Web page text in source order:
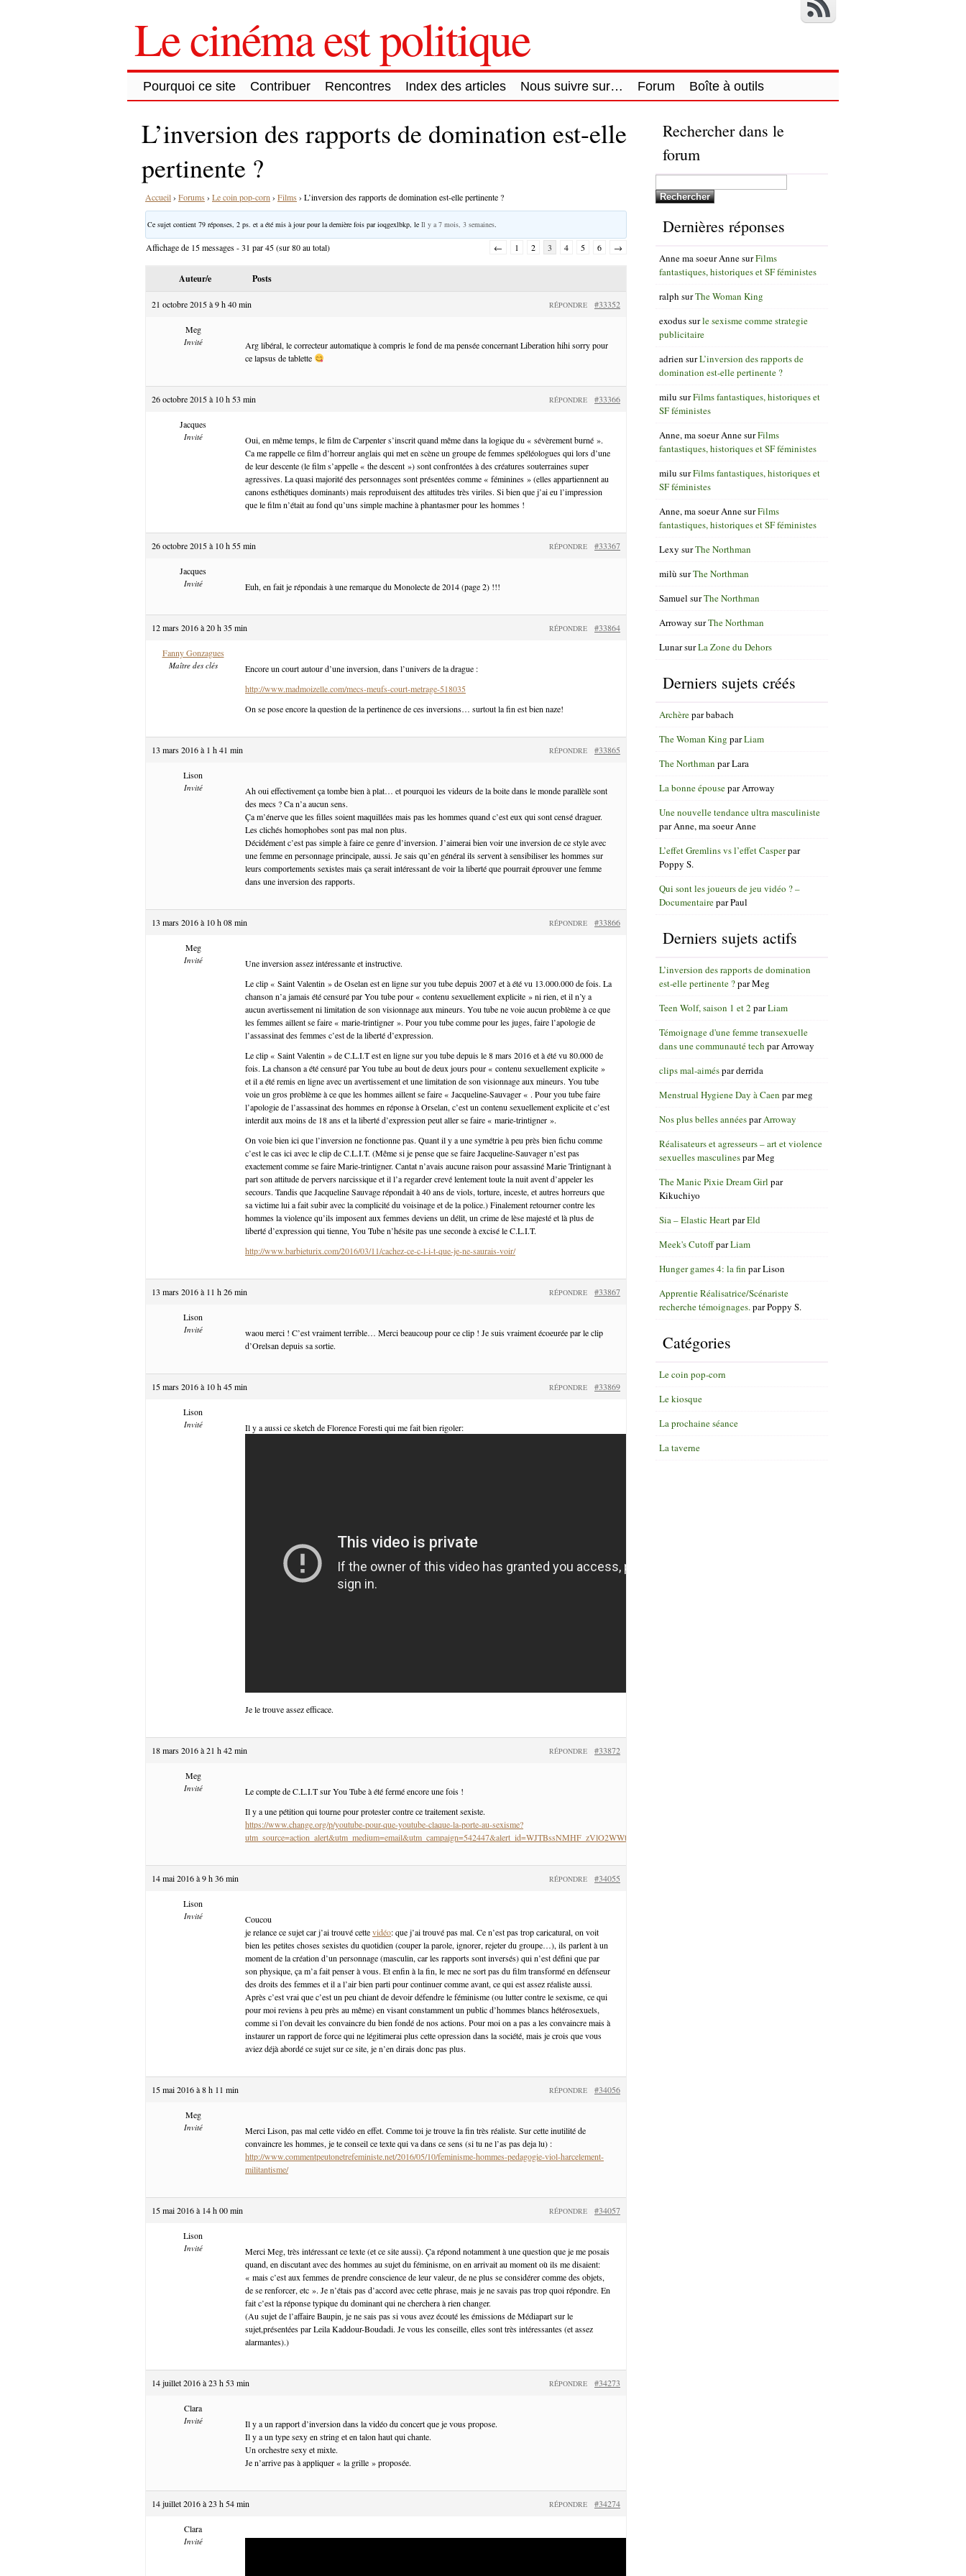
Le cinéma est politique
Pourquoi ce site Contribuer Rencontres Index des articles Nous suivre sur… Forum Boîte à outils
L’inversion des rapports de domination est-elle
pertinente ?
Accueil› Forums › Le coin pop-corn › Films › L’inversion des rapports de domination est-elle pertinente ?
Ce sujet contient 79 réponses, 2 ps. et a été mis à jour pour la dernière fois parioqgexlbkp , le Il y a 7 mois, 3 semaines
Affichage de 15 messages - 31 par 45 (sur 80 au total) ← 1 2 3 4 5 6 →
Auteur/e Posts
21 octobre 2015 à 9 h 40 min #33352
RÉPONDRE
Meg
Invité
Arg libéral, le correcteur automatique à compris le fond de ma pensée concernant Liberation hihi sorry pour
ce lapsus de tablette
26 octobre 2015 à 10 h 53 min #33366
RÉPONDRE
Jacques
Invité
Oui, en même temps, le film de Carpenter s’inscrit quand même dans la logique du « sévèrement burné ».
Ca me rappelle ce film d’horreur anglais qui met en scène un groupe de femmes spéléologues qui lors d’une
de leur descente (le film s’appelle « the descent ») sont confrontées à des créatures souterraines super
agressives. La quasi majorité des personnages sont présentées comme « féminines » (elles appartiennent au
canons esthétiques dominants) mais reproduisent des attitudes très viriles. Si bien que j’ai eu l’impression
que le film n’était au fond qu’uns simple machine à phantasmer pour les hommes !
26 octobre 2015 à 10 h 55 min #33367
RÉPONDRE
Jacques
Invité Euh, en fait je répondais à une remarque du Monolecte de 2014 (page 2) !!!
12 mars 2016 à 20 h 35 min #33864
RÉPONDRE
Fanny Gonzagues
Maître des clés
Encore un court autour d’une inversion, dans l’univers de la drague :
http://www.madmoizelle.com/mecs-meufs-court-metrage-518035
On se pose encore la question de la pertinence de ces inversions… surtout la fin est bien naze!
13 mars 2016 à 1 h 41 min #33865
RÉPONDRE
Lison
Invité
Ah oui effectivement ça tombe bien à plat… et pourquoi les videurs de la boite dans le monde parallèle sont
des mecs ? Ca n’a aucun sens.
Ça m’énerve que les filles soient maquillées mais pas les hommes quand c’est eux qui sont censé draguer.
Les clichés homophobes sont pas mal non plus.
Décidément c’est pas simple à faire ce genre d’inversion. J’aimerai bien voir une inversion de ce style avec
une femme en personnage principale, aussi. Je sais qu’en général ils servent à sensibiliser les hommes sur
leurs comportements sexistes mais ça serait intéressant de voir la liberté que pourrait éprouver une femme
dans une inversion des rapports.
13 mars 2016 à 10 h 08 min #33866
RÉPONDRE
Meg
Invité
Une inversion assez intéressante et instructive.
Le clip « Saint Valentin » de Oselan est en ligne sur you tube depuis 2007 et à été vu 13.000.000 de fois. La
chanson n’a jamais été censuré par You tube pour « contenu sexuellement explicite » ni rien, et il n’y a
aucun avertissement ni limitation de son visionnage aux mineurs. You tube ne voie aucun problème à ce que
les femmes aillent se faire « marie-trintigner ». Pour you tube comme pour les juges, faire l’apologie de
l’assassinat des femmes c’est de la liberté d’expression.
Le clip « Saint Valentin » de C.L.I.T est en ligne sur you tube depuis le 8 mars 2016 et à été vu 80.000 de
fois. La chanson a été censuré par You tube au bout de deux jours pour « contenu sexuellement explicite »
et il a été remis en ligne avec un avertissement et une limitation de son visionnage aux mineurs. You tube
voie un gros problème à ce que les hommes aillent se faire « Jacqueline-Sauvager « . Pour you tube faire
l’apologie de l’assassinat des hommes en réponse à Orselan, c’est un contenu sexuellement explicite et c’est
interdit aux moins de 18 ans et la liberté d’expression peut aller se faire « marie-trintigner ».
On voie bien ici que l’inversion ne fonctionne pas. Quant il y a une symétrie à peu près bien fichu comme
c’est le cas ici avec le clip de C.L.I.T. (Même si je pense que se faire Jacqueline-Sauvager n’est pas
exactement comme se faire Marie-trintigner. Cantat n’avais aucune raison pour assassiné Marie Trintignant à
part son attitude de pervers narcissique et il l’a regarder crevé lentement toute la nuit avent d’appeler les
secours. Tandis que Jacqueline Sauvage répondait à 40 ans de viols, torture, inceste, et autres horreurs que
sa victime lui a fait subir avec la complicité du voisinage et de la police.) Finalement retourner contre les
hommes la violence qu’ils imposent aux femmes deviens un délit, un crime de lèse majesté et là plus de
liberté d’expression qui tienne, You Tube n’hésite pas une seconde à excisé le C.L.I.T.
http://www.barbieturix.com/2016/03/11/cachez-ce-c-l-i-t-que-je-ne-saurais-voir/
13 mars 2016 à 11 h 26 min #33867
RÉPONDRE
Lison
Invité
waou merci ! C’est vraiment terrible… Merci beaucoup pour ce clip ! Je suis vraiment écoeurée par le clip
d’Orelsan depuis sa sortie.
15 mars 2016 à 10 h 45 min #33869
RÉPONDRE
Lison
Invité Il y a aussi ce sketch de Florence Foresti qui me fait bien rigoler:
Je le trouve assez efficace.
18 mars 2016 à 21 h 42 min #33872
RÉPONDRE
Meg
Invité
Le compte de C.L.I.T sur You Tube à été fermé encore une fois !
Il y a une pétition qui tourne pour protester contre ce traitement sexiste.
https://www.change.org/p/youtube-pour-que-youtube-claque-la-porte-au-sexisme?
utm_source=action_alert&utm_medium=email&utm_campaign=542447&alert_id=WJTBssNMHF_zVlO2WWtMLcWsyRwq8p97Qrr4hUbr9p37iA0iamS55Q%3D
14 mai 2016 à 9 h 36 min #34055
RÉPONDRE
Lison
Invité
Coucou
je relance ce sujet car j’ai trouvé cettevidéo: que j’ai trouvé pas mal. Ce n’est pas trop caricatural, on voit
bien les petites choses sexistes du quotidien (couper la parole, ignorer, rejeter du groupe…), ils parlent à un
moment de la création d’un personnage (masculin, car les rapports sont inversés) qui n’est défini que par
son physique, ça m’a fait penser à vous. Et enfin à la fin, le mec ne sort pas du film transformé en défenseur
des droits des femmes et il a l’air bien parti pour continuer comme avant, ce qui est assez réaliste aussi.
Après c’est vrai que c’est un peu chiant de devoir défendre le féminisme (ou lutter contre le sexisme, ce qui
pour moi reviens à peu près au même) en visant constamment un public d’hommes blancs hétérosexuels,
comme si l’on devait les convaincre du bien fondé de nos actions. Pour moi on a pas a les convaincre mais à
instaurer un rapport de force qui ne légitimerai plus cette opression dans la société, mais je crois que vous
aviez déjà abordé ce sujet sur ce site, je n’en dirais donc pas plus.
15 mai 2016 à 8 h 11 min #34056
RÉPONDRE
Meg
Invité
Merci Lison, pas mal cette vidéo en effet. Comme toi je trouve la fin très réaliste. Sur cette inutilité de
convaincre les hommes, je te conseil ce texte qui va dans ce sens (si tu ne l’as pas deja lu) :
http://www.commentpeutonetrefeministe.net/2016/05/10/feminisme-hommes-pedagogie-viol-harcelement-
militantisme/
15 mai 2016 à 14 h 00 min #34057
RÉPONDRE
Lison
Invité
Merci Meg, très intéressant ce texte (et ce site aussi). Ça répond notamment à une question que je me posais
quand, en discutant avec des hommes au sujet du féminisme, on en arrivait au moment où ils me disaient:
« mais c’est aux femmes de prendre conscience de leur valeur, de ne plus se considérer comme des objets,
de se renforcer, etc ». Je n’étais pas d’accord avec cette phrase, mais je ne savais pas trop quoi répondre. En
fait c’est la réponse typique du dominant qui ne cherchera à rien changer.
(Au sujet de l’affaire Baupin, je ne sais pas si vous avez écouté les émissions de Médiapart sur le
sujet,présentées par Leila Kaddour-Boudadi. Je vous les conseille, elles sont très intéressantes (et assez
alarmantes).)
14 juillet 2016 à 23 h 53 min #34273
RÉPONDRE
Clara
Invité
Il y a un rapport d’inversion dans la vidéo du concert que je vous propose.
Il y a un type sexy en string et en talon haut qui chante.
Un orchestre sexy et mixte.
Je n’arrive pas à appliquer « la grille » proposée.
14 juillet 2016 à 23 h 54 min #34274
RÉPONDRE
Clara
Invité
Rechercher dans le
forum
Dernières réponses
Anne ma soeur AnnesurFilms
fantastiques, historiques et SF féministes
ralph surThe Woman King
exodussurle sexisme comme strategie
publicitaire
adrien surL’inversion des rapports de
domination est-elle pertinente ?
milu surFilms fantastiques, historiques et
SF féministes
Anne, ma soeur AnnesurFilms
fantastiques, historiques et SF féministes
milu surFilms fantastiques, historiques et
SF féministes
Anne, ma soeur AnnesurFilms
fantastiques, historiques et SF féministes
Lexy surThe Northman
milù surThe Northman
Samuel surThe Northman
Arroway surThe Northman
LunarsurLa Zone du Dehors
Derniers sujets créés
Archèreparbabach
The Woman King parLiam
The Northman parLara
La bonne épouseparArroway
Une nouvelle tendance ultra masculiniste
parAnne, ma soeur Anne
L’effet Gremlins vs l’effet Casperpar
Poppy S.
Qui sont les joueurs de jeu vidéo ? –
DocumentaireparPaul
Derniers sujets actifs
L’inversion des rapports de domination
est-elle pertinente ?parMeg
Teen Wolf, saison 1 et 2 parLiam
Témoignage d'une femme transexuelle
dans une communauté tech parArroway
clips mal-aimésparderrida
Menstrual Hygiene Day à Caen parmeg
Nos plus belles annéesparArroway
Réalisateurs et agresseurs – art et violence
sexuelles masculinesparMeg
The Manic Pixie Dream Girl par
Kikuchiyo
Sia – Elastic HeartparEld
Meek's CutoffparLiam
Hunger games 4: la fin parLison
Apprentie Réalisatrice/Scénariste
recherche témoignages. parPoppy S.
Catégories
Le coin pop-corn
Le kiosque
La prochaine séance
La taverne